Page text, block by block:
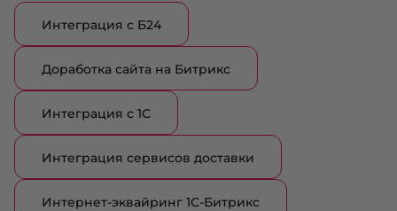
Интеграция с Б24
Доработка сайта на Битрикс
Интеграция с 1С
Интеграция сервисов доставки
Интернет-эквайринг 1С-Битрикс